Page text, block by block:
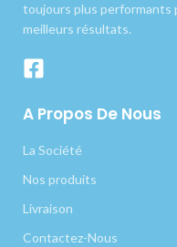
toujours plus performants
meilleurs résultats.
A Propos De Nous
La Société
Nos produits
Livraison
Contactez-Nous